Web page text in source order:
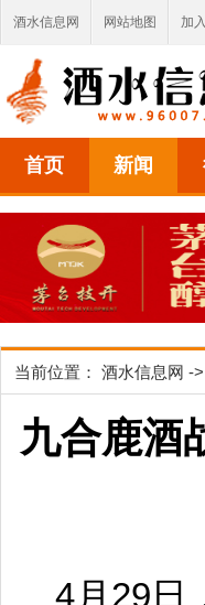
酒水信息网 网站地图 加
首页 新闻
当前位置： 酒水信息网 ->
九合鹿酒
4月29日